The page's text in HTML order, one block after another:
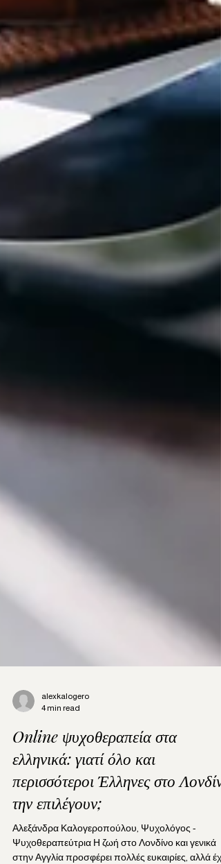
Online ψυχοθεραπεία στα
ελληνικά: γιατί όλο και
περισσότεροι Έλληνες στο Λονδίνο
την επιλέγουν;
Αλεξάνδρα Καλογεροπούλου, Ψυχολόγος -
Ψυχοθεραπεύτρια Η ζωή στο Λονδίνο και γενικά